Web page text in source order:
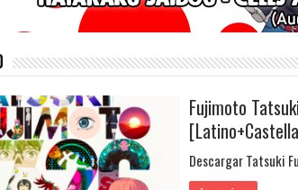
Fujimoto
Descargar Tatsuki